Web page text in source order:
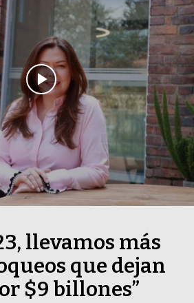
llevamos más
que dejan
$9 billones”